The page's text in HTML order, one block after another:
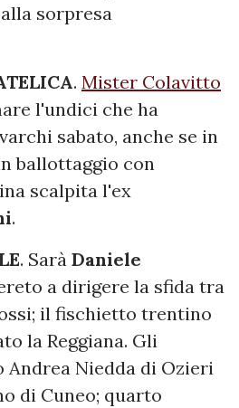
sorpresa
. Mister Colavitto
l'undici che ha
sabato, anche se in
ballottaggio con
scalpita l'ex
.
. Sarà Daniele
a dirigere la sfida tra
il fischietto trentino
la Reggiana. Gli
Andrea Niedda di Ozieri
di Cuneo; quarto